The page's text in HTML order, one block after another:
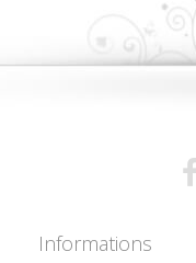
Informations